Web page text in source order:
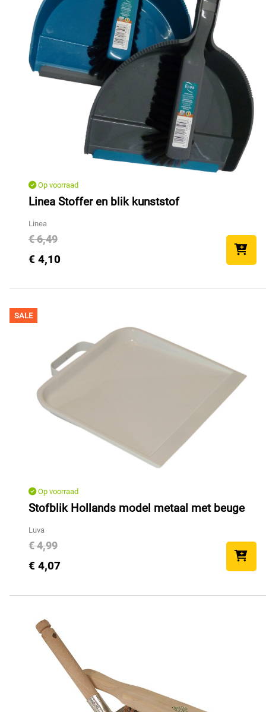
Op voorraad
Linea Stoffer en blik kunststof
Linea
€ 6,49
€ 4,10
SALE
Op voorraad
Stofblik Hollands model metaal met beuge
Luva
€ 4,99
€ 4,07